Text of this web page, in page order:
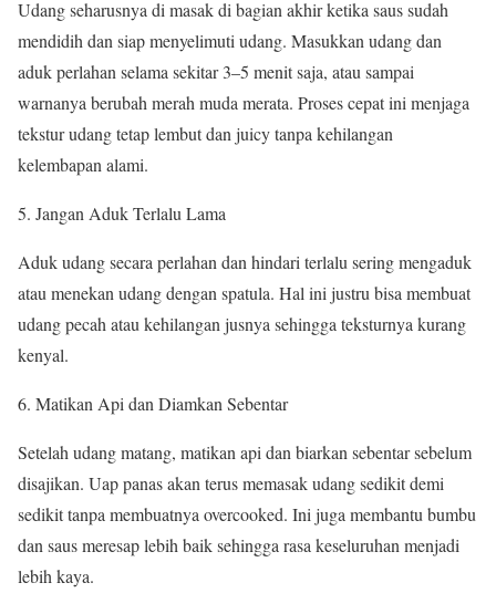
Udang seharusnya di masak di bagian akhir ketika saus sudah
mendidih dan siap menyelimuti udang. Masukkan udang dan
aduk perlahan selama sekitar 3–5 menit saja, atau sampai
warnanya berubah merah muda merata. Proses cepat ini menjaga
tekstur udang tetap lembut dan juicy tanpa kehilangan
kelembapan alami.
Jangan Aduk Terlalu Lama
Aduk udang secara perlahan dan hindari terlalu sering mengaduk
atau menekan udang dengan spatula. Hal ini justru bisa membuat
udang pecah atau kehilangan jusnya sehingga teksturnya kurang
kenyal.
Matikan Api dan Diamkan Sebentar
Setelah udang matang, matikan api dan biarkan sebentar sebelum
disajikan. Uap panas akan terus memasak udang sedikit demi
sedikit tanpa membuatnya overcooked. Ini juga membantu bumbu
dan saus meresap lebih baik sehingga rasa keseluruhan menjadi
lebih kaya.